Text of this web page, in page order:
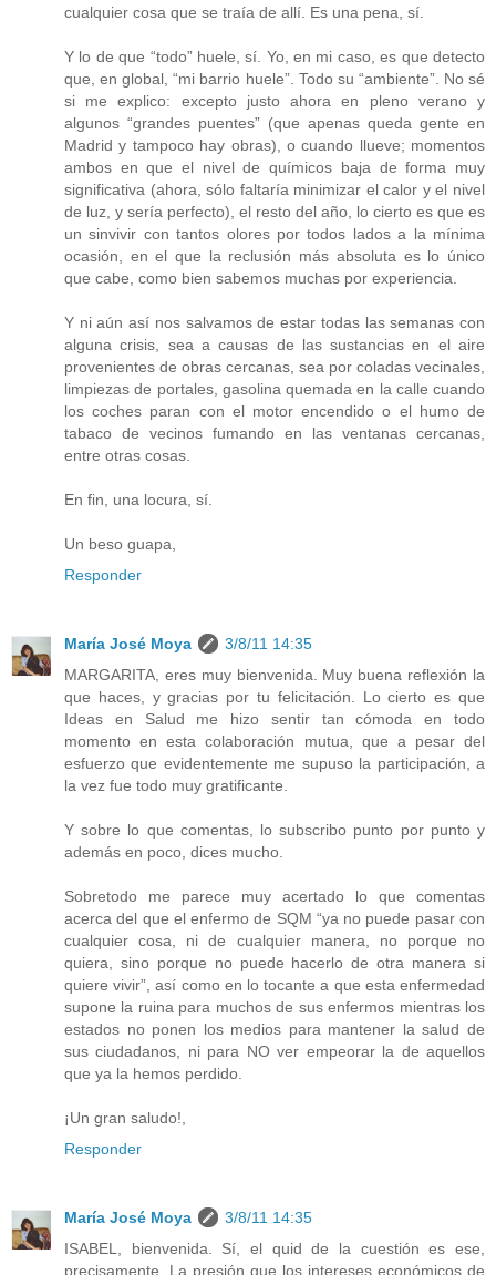
cualquier cosa que se traía de allí. Es una pena, sí.
Y lo de que “todo” huele, sí. Yo, en mi caso, es que detecto
que, en global, “mi barrio huele”. Todo su “ambiente”. No sé
si me explico: excepto justo ahora en pleno verano y
algunos “grandes puentes” (que apenas queda gente en
Madrid y tampoco hay obras), o cuando llueve; momentos
ambos en que el nivel de químicos baja de forma muy
significativa (ahora, sólo faltaría minimizar el calor y el nivel
de luz, y sería perfecto), el resto del año, lo cierto es que es
un sinvivir con tantos olores por todos lados a la mínima
ocasión, en el que la reclusión más absoluta es lo único
que cabe, como bien sabemos muchas por experiencia.
Y ni aún así nos salvamos de estar todas las semanas con
alguna crisis, sea a causas de las sustancias en el aire
provenientes de obras cercanas, sea por coladas vecinales,
limpiezas de portales, gasolina quemada en la calle cuando
los coches paran con el motor encendido o el humo de
tabaco de vecinos fumando en las ventanas cercanas,
entre otras cosas.
En fin, una locura, sí.
Un beso guapa,
Responder
María José Moya
3/8/11 14:35
MARGARITA, eres muy bienvenida. Muy buena reflexión la
que haces, y gracias por tu felicitación. Lo cierto es que
Ideas en Salud me hizo sentir tan cómoda en todo
momento en esta colaboración mutua, que a pesar del
esfuerzo que evidentemente me supuso la participación, a
la vez fue todo muy gratificante.
Y sobre lo que comentas, lo subscribo punto por punto y
además en poco, dices mucho.
Sobretodo me parece muy acertado lo que comentas
acerca del que el enfermo de SQM “ya no puede pasar con
cualquier cosa, ni de cualquier manera, no porque no
quiera, sino porque no puede hacerlo de otra manera si
quiere vivir”, así como en lo tocante a que esta enfermedad
supone la ruina para muchos de sus enfermos mientras los
estados no ponen los medios para mantener la salud de
sus ciudadanos, ni para NO ver empeorar la de aquellos
que ya la hemos perdido.
¡Un gran saludo!,
Responder
María José Moya
3/8/11 14:35
ISABEL, bienvenida. Sí, el quid de la cuestión es ese,
precisamente. La presión que los intereses económicos de